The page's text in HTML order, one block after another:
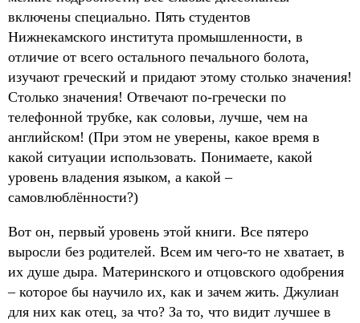
включены специально. Пять студентов
Нижнекамского института промышленности, в
отличие от всего остального печального болота,
изучают греческий и придают этому столько значения!
Столько значения! Отвечают по-гречески по
телефонной трубке, как соловьи, лучше, чем на
английском! (При этом не уверены, какое время в
какой ситуации использовать. Понимаете, какой
уровень владения языком, а какой –
самовлюблённости?)
Вот он, первый уровень этой книги. Все пятеро
выросли без родителей. Всем им чего-то не хватает, в
их душе дыра. Материнского и отцовского одобрения
– которое бы научило их, как и зачем жить. Джулиан
для них как отец, за что? За то, что видит лучшее в